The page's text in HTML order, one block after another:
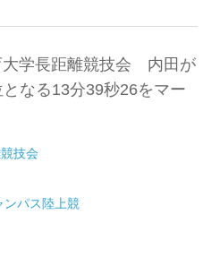
大学長距離競技会 内田が
なる13分39秒26をマー
技会
ンパス陸上競